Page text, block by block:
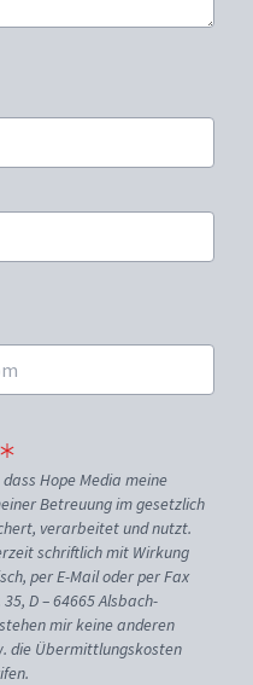
Hope Media meine
Betreuung im gesetzlich
verarbeitet und nutzt.
schriftlich mit Wirkung
per E-Mail oder per Fax
D – 64665 Alsbach-
mir keine anderen
die Übermittlungskosten